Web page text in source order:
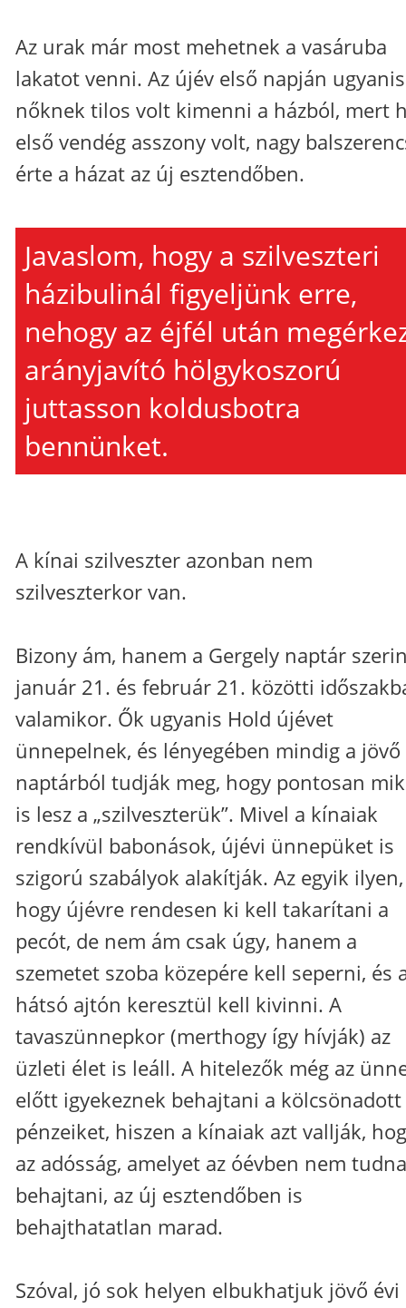
Az urak már most mehetnek a vasáruba
lakatot venni. Az újév első napján
nőknek tilos volt kimenni a házból, mert
első vendég asszony volt, nagy
érte a házat az új esztendőben.
Javaslom, hogy a szilveszteri
házibulinál figyeljünk erre,
nehogy az éjfél után
arányjavító hölgykoszorú
juttasson koldusbotra
bennünket.
A kínai szilveszter azonban nem
szilveszterkor van.
Bizony ám, hanem a Gergely naptár
január 21. és február 21. közötti
valamikor. Ők ugyanis Hold újévet
ünnepelnek, és lényegében mindig a jövő
naptárból tudják meg, hogy pontosan
is lesz a „szilveszterük”. Mivel a kínaiak
rendkívül babonások, újévi ünnepüket is
szigorú szabályok alakítják. Az egyik ilyen,
hogy újévre rendesen ki kell takarítani a
pecót, de nem ám csak úgy, hanem a
szemetet szoba közepére kell seperni, és
hátsó ajtón keresztül kell kivinni. A
tavaszünnepkor (merthogy így hívják) az
üzleti élet is leáll. A hitelezők még az
előtt igyekeznek behajtani a kölcsönadott
pénzeiket, hiszen a kínaiak azt vallják,
az adósság, amelyet az óévben nem
behajtani, az új esztendőben is
behajthatatlan marad.
Szóval, jó sok helyen elbukhatjuk jövő évi